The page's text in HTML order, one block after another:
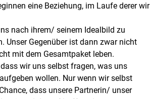
eine Beziehung, im Laufe derer wir
nach ihrem/ seinem Idealbild zu
Unser Gegenüber ist dann zwar nicht
mit dem Gesamtpaket leben.
wir uns selbst fragen, was uns
wollen. Nur wenn wir selbst
dass unsere Partnerin/ unser